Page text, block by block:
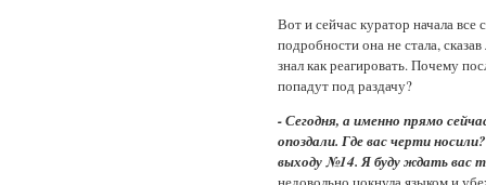
Вот и сейчас куратор начала все
подробности она не стала,
знал как реагировать. Почему
попадут под раздачу?
- Сегодня, а именно прямо
опоздали. Где вас черти
выходу №14. Я буду ждать вас